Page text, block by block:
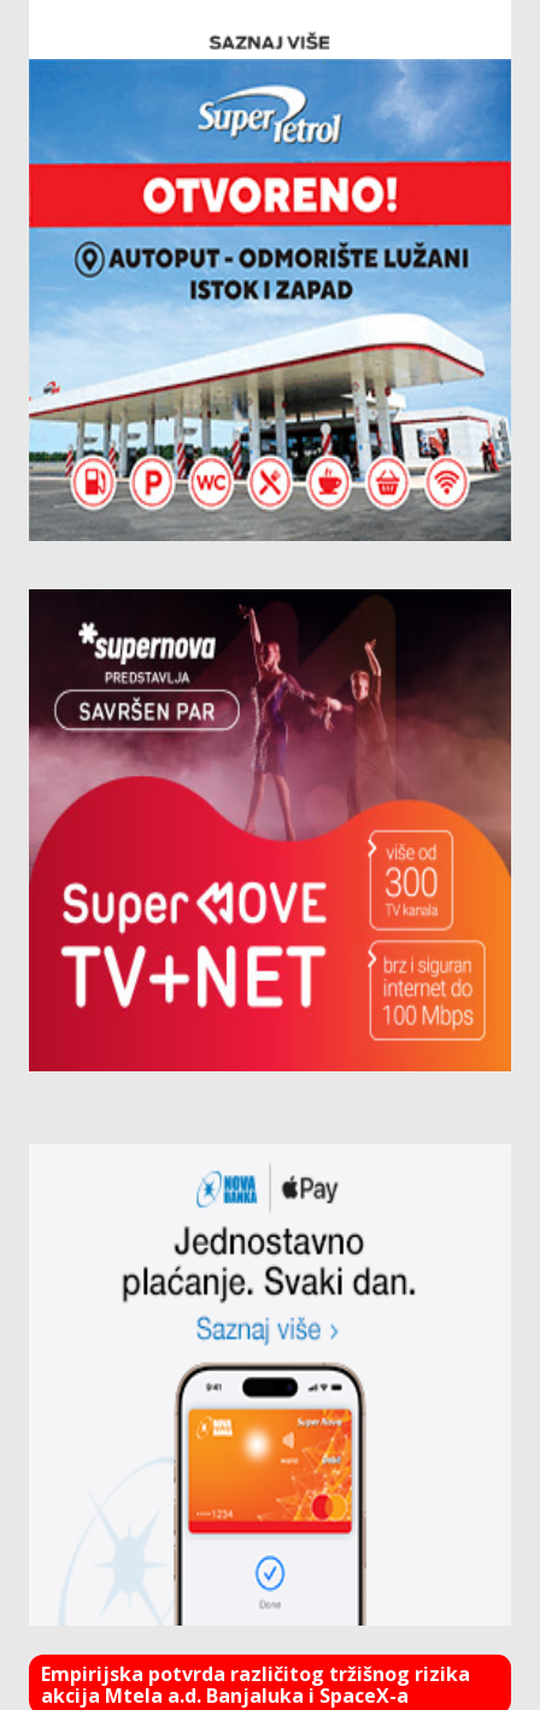
Empirijska potvrda različitog tržišnog rizika
akcija Mtela a.d. Banjaluka i SpaceX-a